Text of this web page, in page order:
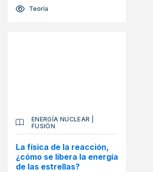
Teoría
ENERGÍA NUCLEAR
FUSIÓN
La física de la reacción,
¿cómo se libera la energía
de las estrellas?